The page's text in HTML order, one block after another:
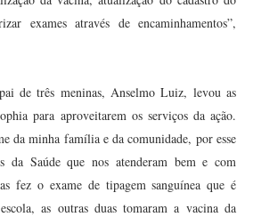
exames através de encaminhamentos”,
de três meninas, Anselmo Luiz, levou as
para aproveitarem os serviços da ação.
da minha família e da comunidade, por esse
da Saúde que nos atenderam bem e com
fez o exame de tipagem sanguínea que é
as outras duas tomaram a vacina da